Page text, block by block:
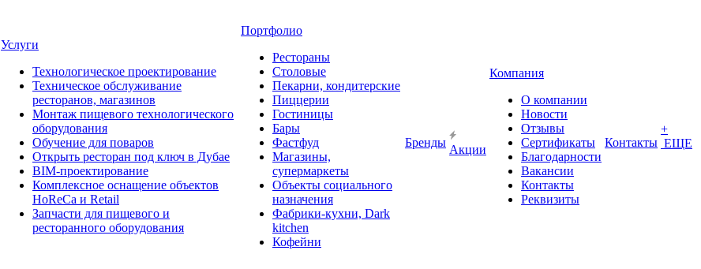
Услуги
Технологическое проектирование
Техническое обслуживание
ресторанов, магазинов
Монтаж пищевого технологического
оборудования
Обучение для поваров
Открыть ресторан под ключ в Дубае
BIM-проектирование
Комплексное оснащение объектов
HoReCa и Retail
Запчасти для пищевого и
ресторанного оборудования
Портфолио
Рестораны
Столовые
Пекарни, кондитерские
Пиццерии
Гостиницы
Бары
Фастфуд
Магазины,
супермаркеты
Объекты социального
назначения
Фабрики-кухни, Dark
kitchen
Кофейни
Бренды
Акции
Компания
О компании
Новости
Отзывы
Сертификаты
Благодарности
Вакансии
Контакты
Реквизиты
Контакты
+
ЕЩЕ